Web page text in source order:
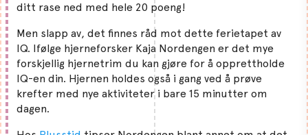
ditt rase ned med hele 20 poeng!
Men slapp av, det finnes råd mot dette ferietapet av
IQ. Ifølge hjerneforsker Kaja Nordengen er det mye
forskjellig hjernetrim du kan gjøre for å opprettholde
IQ-en din. Hjernen holdes også i gang ved å prøve
krefter med nye aktiviteter i bare 15 minutter om
dagen.